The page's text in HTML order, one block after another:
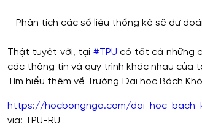
– Phân tích các số liệu thống kê sẽ dự
Thật tuyệt vời, tại #TPU có tất cả những
các thông tin và quy trình khác nhau của
Tìm hiểu thêm về Trường Đại học Bách
https://hocbongnga.com/dai-hoc-
via: TPU-RU